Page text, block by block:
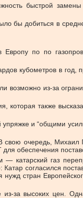
быстрой
бы добиться в
Европу по по
кубометров в год,
возможно из-за
также
и “общими
очередь, Михаил
обеспечения
катарский газ
согласился
нужд стран
за высоких цен.